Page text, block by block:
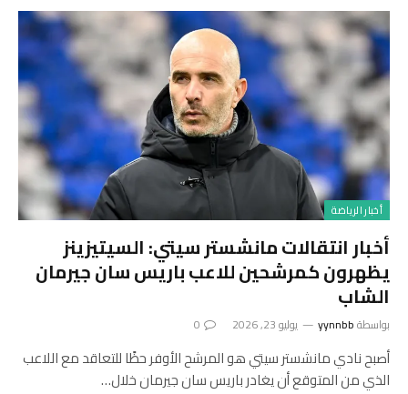
أخبار الرياضة
أخبار انتقالات مانشستر سيتي: السيتيزينز
يظهرون كمرشحين للاعب باريس سان جيرمان
الشاب
بواسطةyynnbb يوليو 23, 2026 0
أصبح نادي مانشستر سيتي هو المرشح الأوفر حظًا للتعاقد مع اللاعب
الذي من المتوقع أن يغادر باريس سان جيرمان خلال…